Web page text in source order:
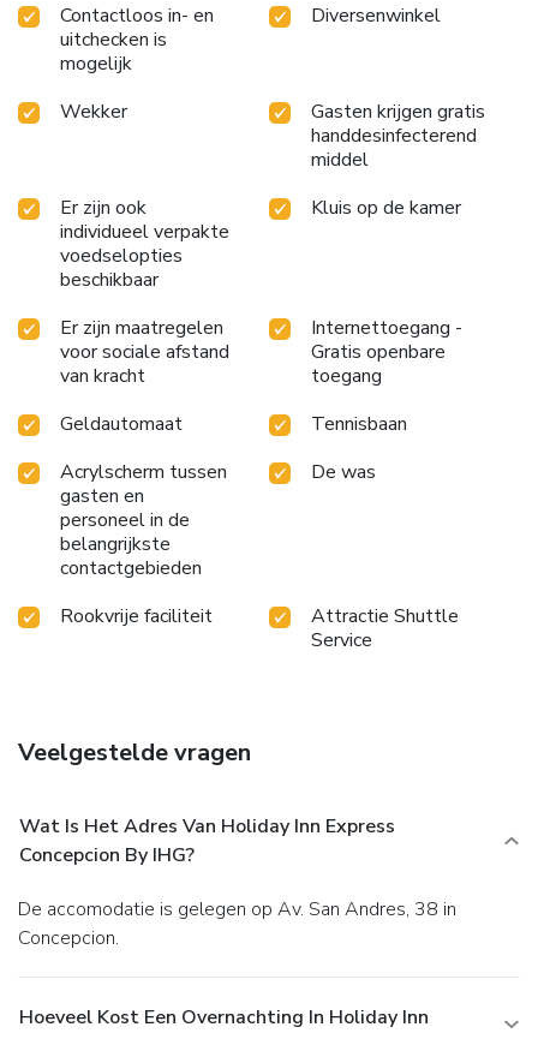
Contactloos in- en
uitchecken is
mogelijk
Diversenwinkel
Wekker
Gasten krijgen gratis
handdesinfecterend
middel
Er zijn ook
individueel verpakte
voedselopties
beschikbaar
Kluis op de kamer
Er zijn maatregelen
voor sociale afstand
van kracht
Internettoegang -
Gratis openbare
toegang
Geldautomaat
Tennisbaan
Acrylscherm tussen
gasten en
personeel in de
belangrijkste
contactgebieden
De was
Rookvrije faciliteit
Attractie Shuttle
Service
Veelgestelde vragen
Wat Is Het Adres Van Holiday Inn Express
Concepcion By IHG?
De accomodatie is gelegen op Av. San Andres, 38 in
Concepcion.
Hoeveel Kost Een Overnachting In Holiday Inn